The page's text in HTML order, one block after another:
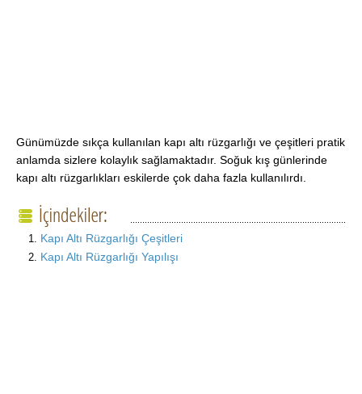
Günümüzde sıkça kullanılan kapı altı rüzgarlığı ve çeşitleri pratik
anlamda sizlere kolaylık sağlamaktadır. Soğuk kış günlerinde
kapı altı rüzgarlıkları eskilerde çok daha fazla kullanılırdı.
Kapı Altı Rüzgarlığı Çeşitleri
Kapı Altı Rüzgarlığı Yapılışı